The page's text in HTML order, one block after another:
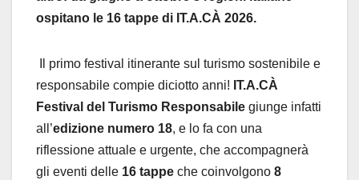
ospitano le 16 tappe di IT.A.CÀ 2026.
Il primo festival itinerante sul turismo sostenibile e
responsabile compie diciotto anni! IT.A.CÀ
Festival del Turismo Responsabile giunge infatti
all’edizione numero 18, e lo fa con una
riflessione attuale e urgente, che accompagnerà
gli eventi delle 16 tappe che coinvolgono 8